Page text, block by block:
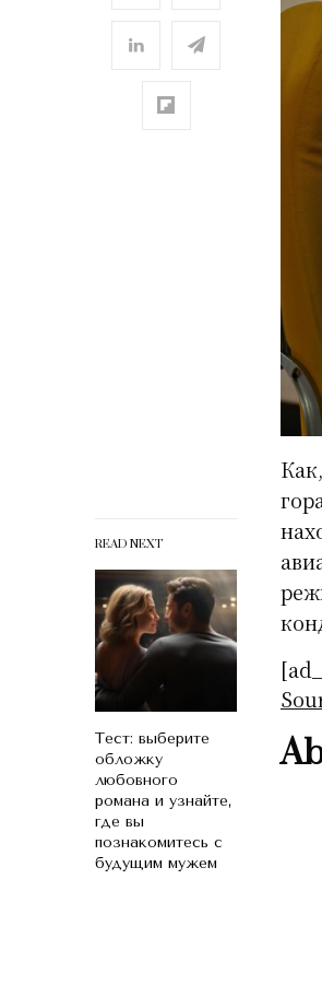
READ NEXT
Тест: выберите
обложку
любовного
романа и узнайте,
где вы
познакомитесь с
будущим мужем